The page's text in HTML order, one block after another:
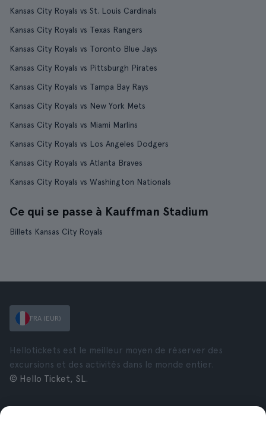
Kansas City Royals vs St. Louis Cardinals
Kansas City Royals vs Texas Rangers
Kansas City Royals vs Toronto Blue Jays
Kansas City Royals vs Pittsburgh Pirates
Kansas City Royals vs Tampa Bay Rays
Kansas City Royals vs New York Mets
Kansas City Royals vs Miami Marlins
Kansas City Royals vs Los Angeles Dodgers
Kansas City Royals vs Atlanta Braves
Kansas City Royals vs Washington Nationals
Ce qui se passe à Kauffman Stadium
Billets Kansas City Royals
FRA (EUR)
Hellotickets est le meilleur moyen de réserver des
excursions et des activités dans le monde entier.
© Hello Ticket, SL.